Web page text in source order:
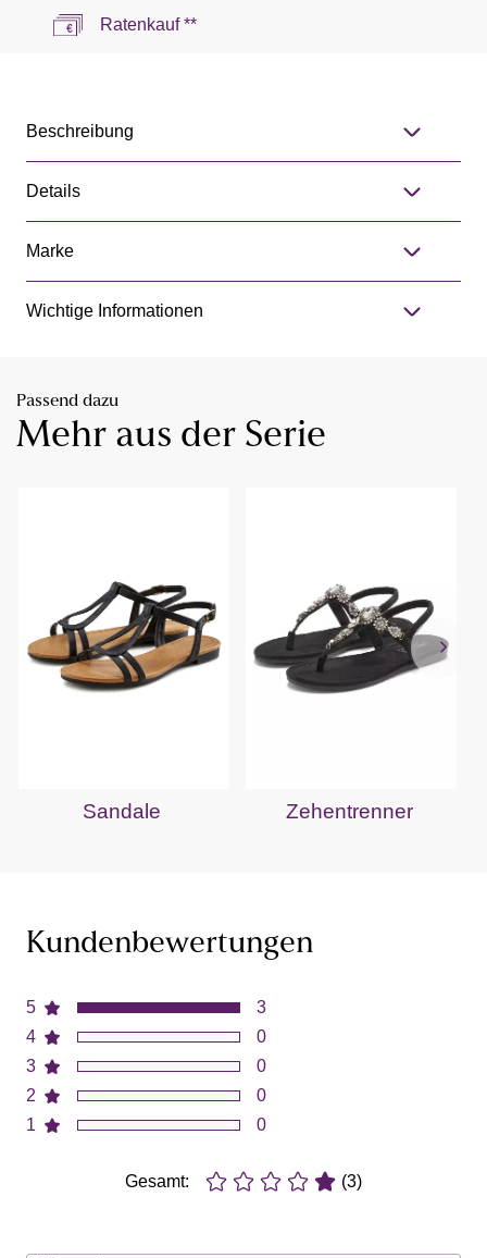
Ratenkauf **
Beschreibung
Details
Marke
Wichtige Informationen
Passend dazu
Mehr aus der Serie
Sandale Zehentrenner
Kundenbewertungen
5
4
3
2
1
3
0
0
0
0
Gesamt: (3)